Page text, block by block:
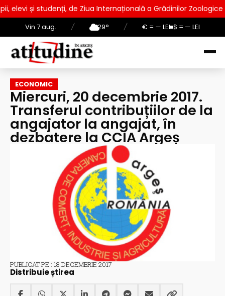
Vin 7 aug. / 29° / € = — LEI $ = — LEI
de Ziua Internațională a Grădinilor Zoologice Ședință
ECONOMIC
Miercuri, 20 decembrie 2017.
Transferul contribuțiilor de la
angajator la angajat, în
dezbatere la CCIA Argeș
PUBLICAT PE : 18 DECEMBRIE 2017
Distribuie știrea